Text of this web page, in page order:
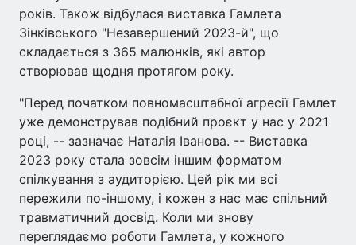
років. Також відбулася виставка Гамлета
Зінківського "Незавершений 2023-й", що
складається з 365 малюнків, які автор
створював щодня протягом року.
"Перед початком повномасштабної агресії Гамлет
уже демонстрував подібний проєкт у нас у 2021
році, -- зазначає Наталія Іванова. -- Виставка
2023 року стала зовсім іншим форматом
спілкування з аудиторією. Цей рік ми всі
пережили по-іншому, і кожен з нас має спільний
травматичний досвід. Коли ми знову
переглядаємо роботи Гамлета, у кожного